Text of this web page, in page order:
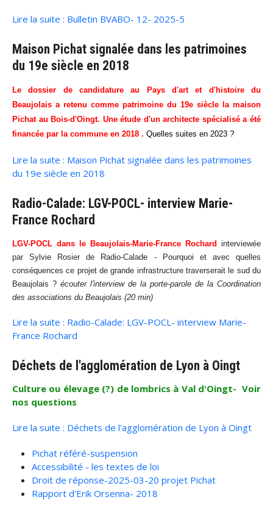
Lire la suite : Bulletin BVABO- 12- 2025-5
Maison Pichat signalée dans les patrimoines
du 19e siècle en 2018
Le dossier de candidature au Pays d'art et d'histoire du
Beaujolais a retenu comme patrimoine du 19e siècle la maison
Pichat au Bois-d'Oingt. Une étude d'un architecte spécialisé a été
financée par la commune en 2018 . Quelles suites en 2023 ?
Lire la suite : Maison Pichat signalée dans les patrimoines
du 19e siècle en 2018
Radio-Calade: LGV-POCL- interview Marie-
France Rochard
LGV-POCL dans le Beaujolais-Marie-France Rochard interviewée
par Sylvie Rosier de Radio-Calade - Pourquoi et avec quelles
conséquences ce projet de grande infrastructure traverserait le sud du
Beaujolais ? écouter l'interview de la porte-parole de la Coordination
des associations du Beaujolais (20 min)
Lire la suite : Radio-Calade: LGV-POCL- interview Marie-
France Rochard
Déchets de l'agglomération de Lyon à Oingt
Culture ou élevage (?) de lombrics à Val d'Oingt- Voir
nos questions
Lire la suite : Déchets de l'agglomération de Lyon à Oingt
Pichat référé-suspension
Accessibilité - les textes de loi
Droit de réponse-2025-03-20 projet Pichat
Rapport d'Erik Orsenna- 2018